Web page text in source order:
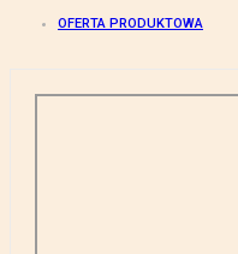
OFERTA PRODUKTOWA